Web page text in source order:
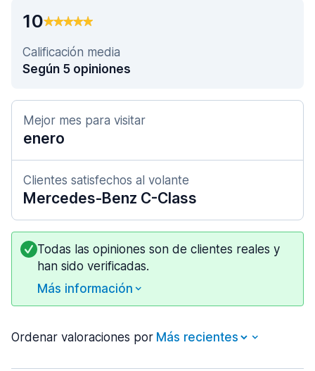
10
Calificación media
Según 5 opiniones
Mejor mes para visitar
enero
Clientes satisfechos al volante
Mercedes-Benz C-Class
Todas las opiniones son de clientes reales y
han sido verificadas.
Más información
Ordenar valoraciones por